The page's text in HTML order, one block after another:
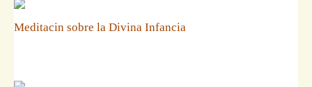
Meditacin sobre la Divina Infancia